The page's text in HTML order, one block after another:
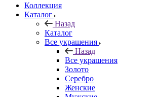
Коллекция
Каталог
Назад
Каталог
Все украшения
Назад
Все украшения
Золото
Серебро
Женские